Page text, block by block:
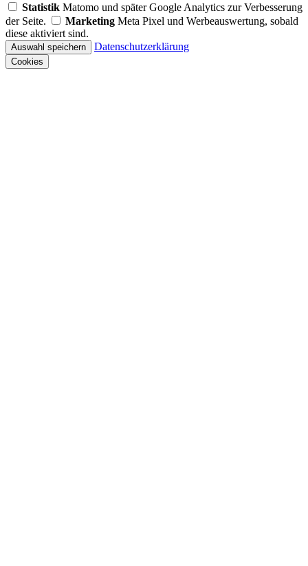
Statistik Matomo und später Google Analytics zur Verbesserung
der Seite.
Marketing Meta Pixel und Werbeauswertung, sobald
diese aktiviert sind.
Auswahl speichern Datenschutzerklärung
Cookies